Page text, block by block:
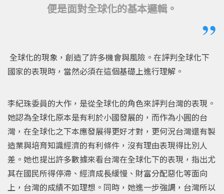
便是面對全球化的基本邏輯。
全球化的現象，創造了許多機會與風險。在評判全球化下
國家的表現時，當然必須在這個基礎上進行理解。
李紀珠委員的大作，是從全球化的角色來評判台灣的表現。
她認為全球化原本是有利於小國發展的，而作為小圓的台
灣，在全球化之下本應發展得更好才對，更何況台灣還有製
造業與培育知識經濟的有利條件，沒有理由表現得比別人
差。她也提出許多數據來看台灣在全球化下的表現，指出尤
其在國民所得停滯、經濟成長緩慢、財富分配惡化等面向
上，台灣的成績不如理想。同時，她進一步強調，台灣所以